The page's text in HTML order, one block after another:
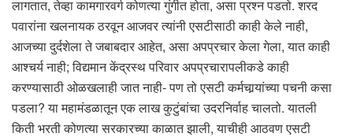
लागतात, तेव्हा कामगारवर्ग कोणत्या गुंगीत होता, असा प्रश्न पडतो. शरद
पवारांना खलनायक ठरवून आजवर त्यांनी एसटीसाठी काही केले नाही,
आजच्या दुर्दशेला ते जबाबदार आहेत, असा अपप्रचार केला गेला, यात काही
आश्चर्य नाही; विद्यमान केंद्रस्थ परिवार अपप्रचारापलीकडे काही
करण्यासाठी ओळखलाही जात नाही- पण तो एसटी कर्मचार्‍यांच्या पचनी कसा
पडला? या महामंडळातून एक लाख कुटुंबांचा उदरनिर्वाह चालतो. यातली
किती भरती कोणत्या सरकारच्या काळात झाली, याचीही आठवण एसटी